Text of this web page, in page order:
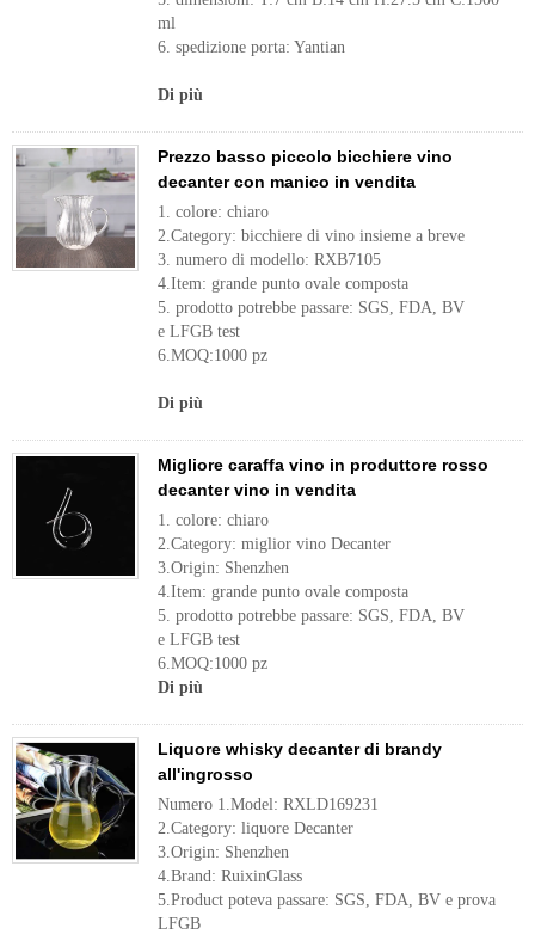
ml
6. spedizione porta: Yantian
Di più
Prezzo basso piccolo bicchiere vino
decanter con manico in vendita
1. colore: chiaro
2.Category: bicchiere di vino insieme a breve
3. numero di modello: RXB7105
4.Item: grande punto ovale composta
5. prodotto potrebbe passare: SGS, FDA, BV
e LFGB test
6.MOQ:1000 pz
Di più
Migliore caraffa vino in produttore rosso
decanter vino in vendita
1. colore: chiaro
2.Category: miglior vino Decanter
3.Origin: Shenzhen
4.Item: grande punto ovale composta
5. prodotto potrebbe passare: SGS, FDA, BV
e LFGB test
6.MOQ:1000 pz
Di più
Liquore whisky decanter di brandy
all'ingrosso
Numero 1.Model: RXLD169231
2.Category: liquore Decanter
3.Origin: Shenzhen
4.Brand: RuixinGlass
5.Product poteva passare: SGS, FDA, BV e prova
LFGB